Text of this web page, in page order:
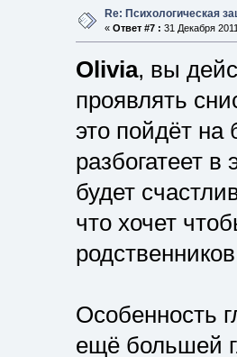
Re: Психологическая
« Ответ #7 : 31 Декабря
Olivia, вы
проявлять
это пойдёт на
разбогатеет
будет
что хочет
Особенность
ещё большей